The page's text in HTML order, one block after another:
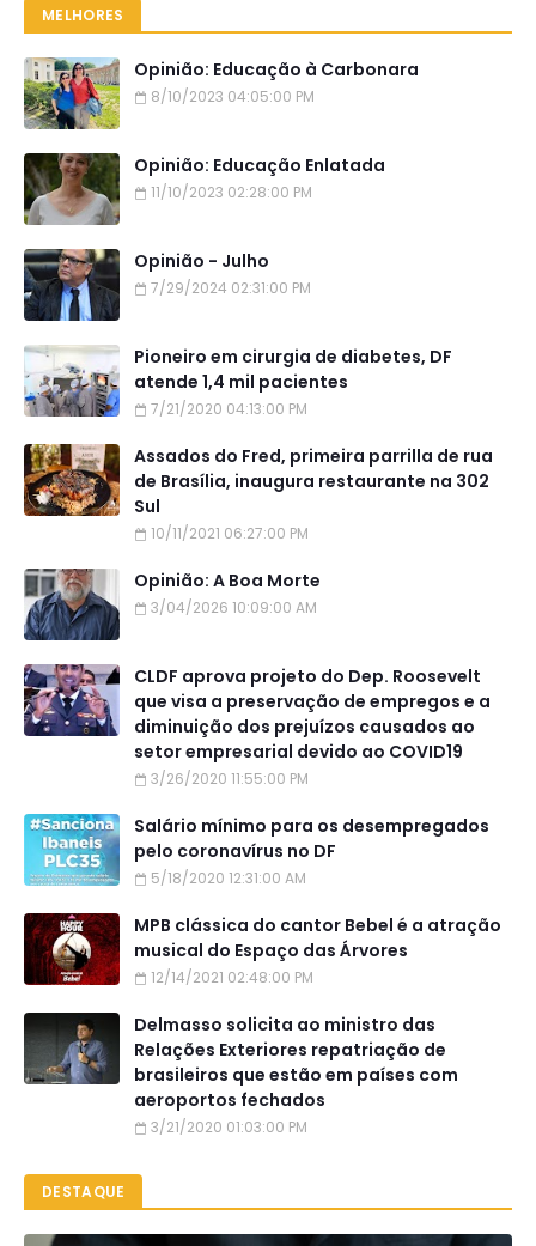
MELHORES
Opinião: Educação à Carbonara
8/10/2023 04:05:00 PM
Opinião: Educação Enlatada
11/10/2023 02:28:00 PM
Opinião - Julho
7/29/2024 02:31:00 PM
Pioneiro em cirurgia de diabetes, DF
atende 1,4 mil pacientes
7/21/2020 04:13:00 PM
Assados do Fred, primeira parrilla de rua
de Brasília, inaugura restaurante na 302
Sul
10/11/2021 06:27:00 PM
Opinião: A Boa Morte
3/04/2026 10:09:00 AM
CLDF aprova projeto do Dep. Roosevelt
que visa a preservação de empregos e a
diminuição dos prejuízos causados ao
setor empresarial devido ao COVID19
3/26/2020 11:55:00 PM
Salário mínimo para os desempregados
pelo coronavírus no DF
5/18/2020 12:31:00 AM
MPB clássica do cantor Bebel é a atração
musical do Espaço das Árvores
12/14/2021 02:48:00 PM
Delmasso solicita ao ministro das
Relações Exteriores repatriação de
brasileiros que estão em países com
aeroportos fechados
3/21/2020 01:03:00 PM
DESTAQUE